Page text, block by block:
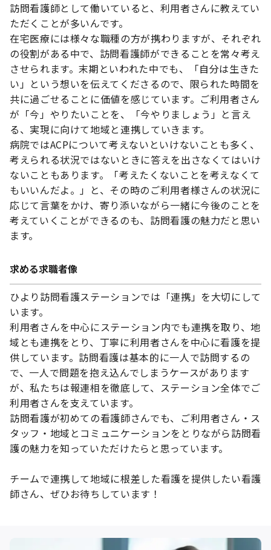
訪問看護師として働いていると、利用者さんに教えてい
ただくことが多いんです。
在宅医療には様々な職種の方が携わりますが、それぞれ
の役割がある中で、訪問看護師ができることを常々考え
させられます。末期といわれた中でも、「自分は生きた
い」という想いを伝えてくださるので、限られた時間を
共に過ごせることに価値を感じています。ご利用者さん
が「今」やりたいことを、「今やりましょう」と言え
る、実現に向けて地域と連携していきます。
病院ではACPについて考えないといけないことも多く、
考えられる状況ではないときに答えを出さなくてはいけ
ないこともあります。「考えたくないことを考えなくて
もいいんだよ。」と、その時のご利用者様さんの状況に
応じて言葉をかけ、寄り添いながら一緒に今後のことを
考えていくことができるのも、訪問看護の魅力だと思い
ます。
求める求職者像
ひより訪問看護ステーションでは「連携」を大切にして
います。
利用者さんを中心にステーション内でも連携を取り、地
域とも連携をとり、丁寧に利用者さんを中心に看護を提
供しています。訪問看護は基本的に一人で訪問するの
で、一人で問題を抱え込んでしまうケースがあります
が、私たちは報連相を徹底して、ステーション全体でご
利用者さんを支えています。
訪問看護が初めての看護師さんでも、ご利用者さん・ス
タッフ・地域とコミュニケーションをとりながら訪問看
護の魅力を知っていただけたらと思っています。
チームで連携して地域に根差した看護を提供したい看護
師さん、ぜひお待ちしています！